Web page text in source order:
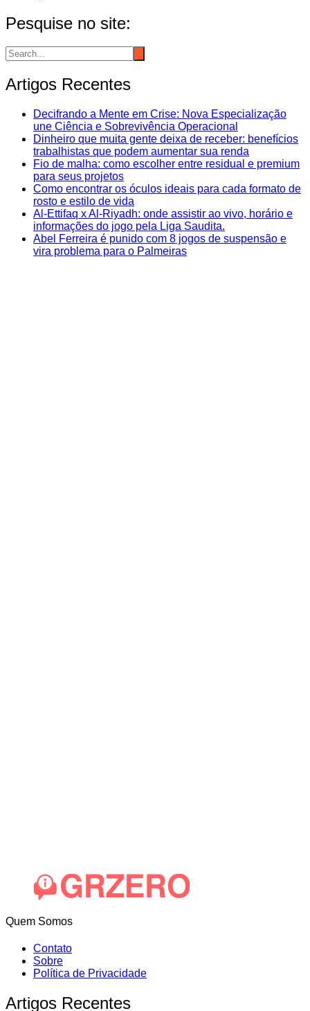
Pesquise no site:
Artigos Recentes
Decifrando a Mente em Crise: Nova Especialização
une Ciência e Sobrevivência Operacional
Dinheiro que muita gente deixa de receber: benefícios
trabalhistas que podem aumentar sua renda
Fio de malha: como escolher entre residual e premium
para seus projetos
Como encontrar os óculos ideais para cada formato de
rosto e estilo de vida
Al-Ettifaq x Al-Riyadh: onde assistir ao vivo, horário e
informações do jogo pela Liga Saudita.
Abel Ferreira é punido com 8 jogos de suspensão e
vira problema para o Palmeiras
Quem Somos
Contato
Sobre
Política de Privacidade
Artigos Recentes